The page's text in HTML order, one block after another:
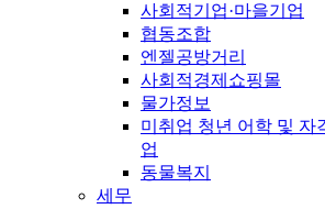
사회적기업·마을기업
협동조합
엔젤공방거리
사회적경제쇼핑몰
물가정보
미취업 청년 어학 및 자
업
동물복지
세무